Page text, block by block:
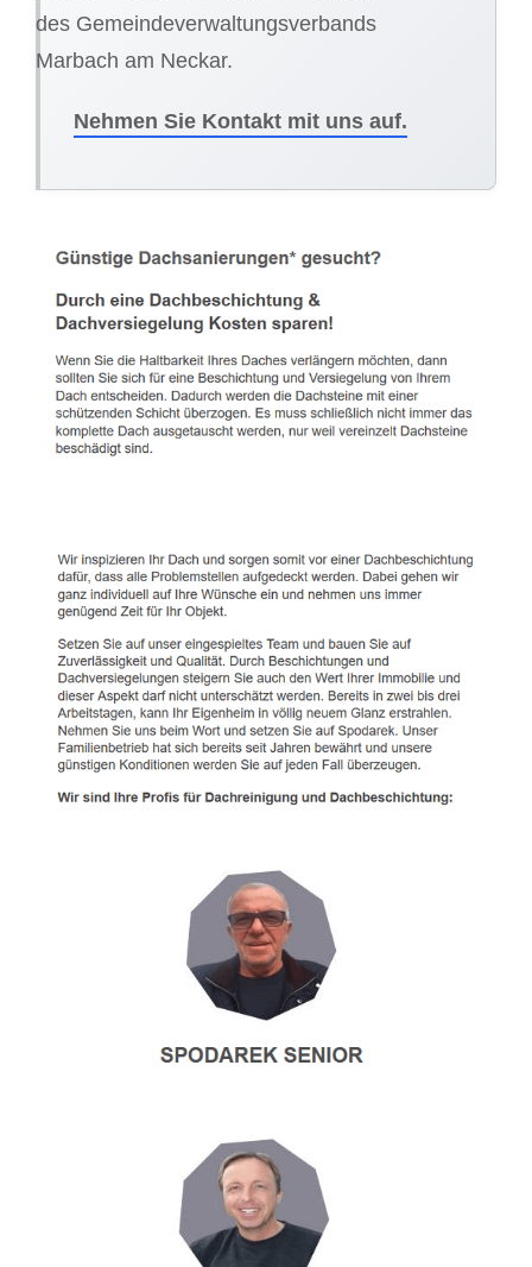
des Gemeindeverwaltungsverbands
Marbach am Neckar.
Nehmen Sie Kontakt mit uns auf.